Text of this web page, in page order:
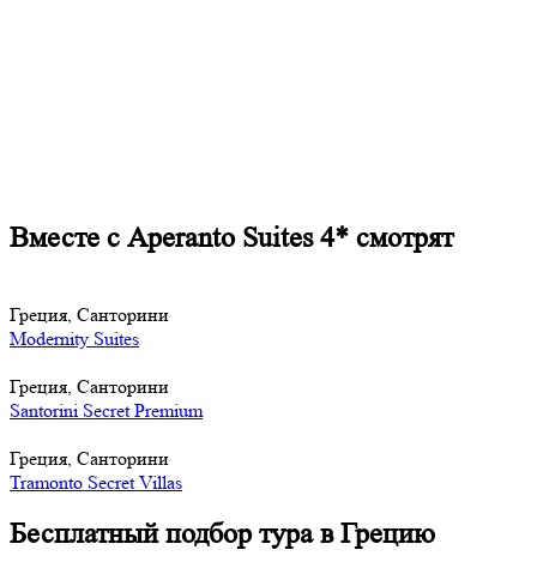
Вместе с Aperanto Suites 4* смотрят
Греция, Санторини
Modernity Suites
Греция, Санторини
Santorini Secret Premium
Греция, Санторини
Tramonto Secret Villas
Бесплатный подбор тура в Грецию